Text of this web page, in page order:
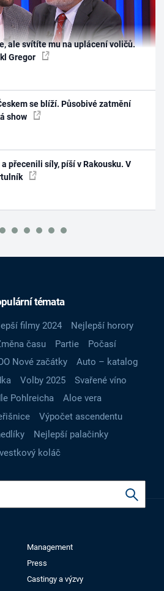
ale svítíte mu na uplácení voličů.
Gregor
se blíží. Působivé zatmění
show
přecenili síly, píší v Rakousku. V
témata
filmy 2024
Nejlepší horory
času Partie
Počasí
Nové začátky
Auto – katalog
Volby 2025
Svařené víno
Pohlreicha
Aloe vera
Výpočet ascendentu
Nejlepší palačinky
koláč
Management
Press
Castingy a výzvy